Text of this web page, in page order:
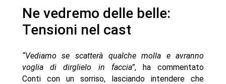
Ne vedremo delle belle:
Tensioni nel cast
“Vediamo se scatterà qualche molla e avranno
voglia di dirglielo in faccia”, ha commentato
Conti con un sorriso, lasciando intendere che